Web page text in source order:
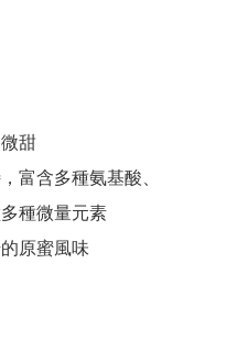
甜
富含多種氨基酸、
種微量元素
原蜜風味